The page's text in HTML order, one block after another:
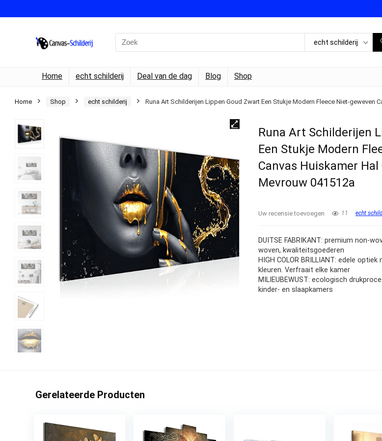
Search
for:
echt schilderij
Home echt schilderij Deal van de dag Blog Shop
Home Shop echt schilderij Runa Art Schilderijen Lippen Goud Zwart Een Stukje Modern Fleece Niet-geweven
Runa Art Schilderijen
Een Stukje Modern
Canvas Huiskamer
Mevrouw 041512a
Uw recensie toevoegen 11 echt
DUITSE FABRIKANT: premium non-
woven, kwaliteitsgoederen
HIGH COLOR BRILLIANT: edele
kleuren. Verfraait elke kamer
MILIEUBEWUST: ecologisch
kinder- en slaapkamers
Gerelateerde Producten